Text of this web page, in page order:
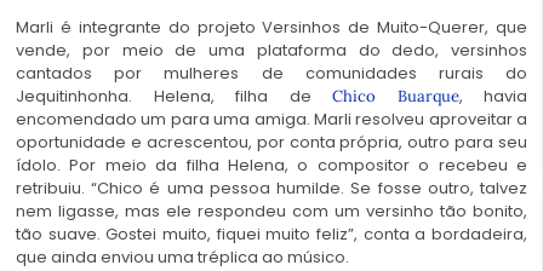
Marli é integrante do projeto Versinhos de Muito-Querer, que
vende, por meio de uma plataforma do dedo, versinhos
cantados por mulheres de comunidades rurais do
Jequitinhonha. Helena, filha de Chico Buarque, havia
encomendado um para uma amiga. Marli resolveu aproveitar a
oportunidade e acrescentou, por conta própria, outro para seu
ídolo. Por meio da filha Helena, o compositor o recebeu e
retribuiu. “Chico é uma pessoa humilde. Se fosse outro, talvez
nem ligasse, mas ele respondeu com um versinho tão bonito,
tão suave. Gostei muito, fiquei muito feliz”, conta a bordadeira,
que ainda enviou uma tréplica ao músico.